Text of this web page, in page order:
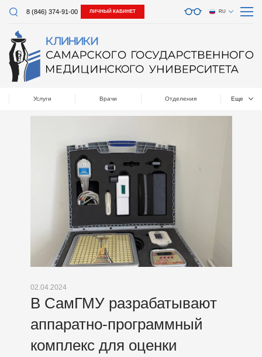
8 (846) 374-91-00 ЛИЧНЫЙ КАБИНЕТ RU
Услуги Врачи Отделения Еще
02.04.2024
В СамГМУ разрабатывают
аппаратно-программный
комплекс для оценки